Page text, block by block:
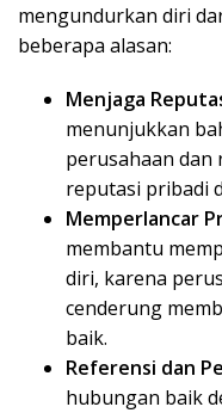
mengundurkan diri
beberapa alasan:
Menjaga
menunjukkan
perusahaan dan
reputasi pribadi
Memperlancar
membantu
diri, karena
cenderung
baik.
Referensi dan
hubungan baik